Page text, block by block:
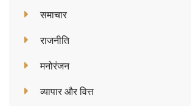
समाचार
राजनीति
मनोरंजन
व्यापार और वित्त